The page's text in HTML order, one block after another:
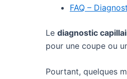
FAQ –
Le diagnostic
pour une coupe ou
Pourtant, quelques